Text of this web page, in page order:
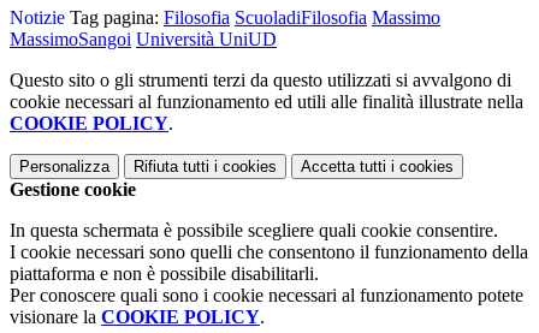
Notizie Tag pagina: Filosofia ScuoladiFilosofia Massimo
MassimoSangoi Università UniUD
Questo sito o gli strumenti terzi da questo utilizzati si avvalgono di
cookie necessari al funzionamento ed utili alle finalità illustrate nella
COOKIE POLICY.
Personalizza Rifiuta tutti i cookies Accetta tutti i cookies
Gestione cookie
In questa schermata è possibile scegliere quali cookie consentire.
I cookie necessari sono quelli che consentono il funzionamento della
piattaforma e non è possibile disabilitarli.
Per conoscere quali sono i cookie necessari al funzionamento potete
visionare la COOKIE POLICY.